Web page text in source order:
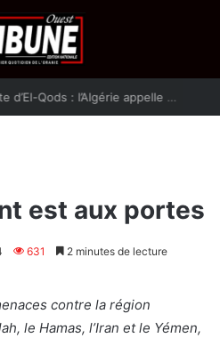
est aux portes
631 2 minutes de lecture
contre la région
le Hamas, l’Iran et le Yémen,